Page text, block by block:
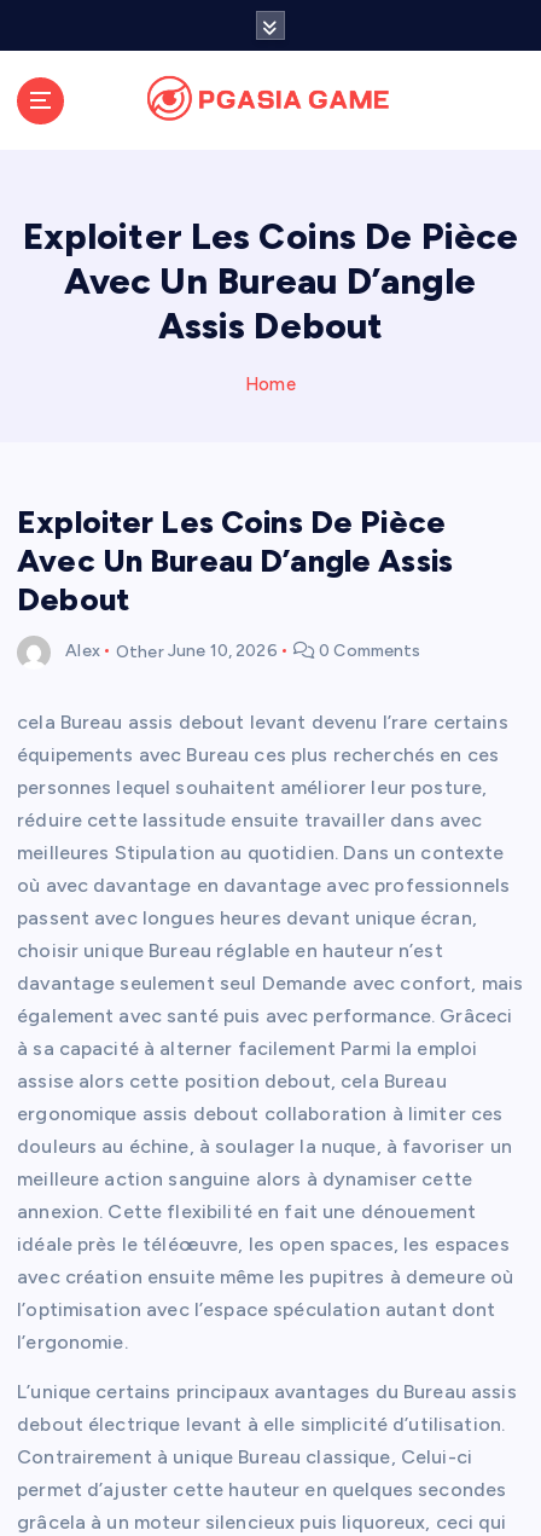
Exploiter Les Coins De Pièce
Avec Un Bureau D’angle
Assis Debout
Home
Exploiter Les Coins De Pièce
Avec Un Bureau D’angle Assis
Debout
Alex OtherJune 10, 2026 0 Comments
cela Bureau assis debout levant devenu l’rare certains
équipements avec Bureau ces plus recherchés en ces
personnes lequel souhaitent améliorer leur posture,
réduire cette lassitude ensuite travailler dans avec
meilleures Stipulation au quotidien. Dans un contexte
où avec davantage en davantage avec professionnels
passent avec longues heures devant unique écran,
choisir unique Bureau réglable en hauteur n’est
davantage seulement seul Demande avec confort, mais
également avec santé puis avec performance. Grâceci
à sa capacité à alterner facilement Parmi la emploi
assise alors cette position debout, cela Bureau
ergonomique assis debout collaboration à limiter ces
douleurs au échine, à soulager la nuque, à favoriser un
meilleure action sanguine alors à dynamiser cette
annexion. Cette flexibilité en fait une dénouement
idéale près le téléœuvre, les open spaces, les espaces
avec création ensuite même les pupitres à demeure où
l’optimisation avec l’espace spéculation autant dont
l’ergonomie.
L’unique certains principaux avantages du Bureau assis
debout électrique levant à elle simplicité d’utilisation.
Contrairement à unique Bureau classique, Celui-ci
permet d’ajuster cette hauteur en quelques secondes
grâcela à un moteur silencieux puis liquoreux, ceci qui